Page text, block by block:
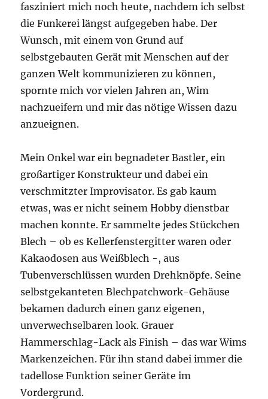
fasziniert mich noch heute, nachdem ich selbst
die Funkerei längst aufgegeben habe. Der
Wunsch, mit einem von Grund auf
selbstgebauten Gerät mit Menschen auf der
ganzen Welt kommunizieren zu können,
spornte mich vor vielen Jahren an, Wim
nachzueifern und mir das nötige Wissen dazu
anzueignen.
Mein Onkel war ein begnadeter Bastler, ein
großartiger Konstrukteur und dabei ein
verschmitzter Improvisator. Es gab kaum
etwas, was er nicht seinem Hobby dienstbar
machen konnte. Er sammelte jedes Stückchen
Blech – ob es Kellerfenstergitter waren oder
Kakaodosen aus Weißblech -, aus
Tubenverschlüssen wurden Drehknöpfe. Seine
selbstgekanteten Blechpatchwork-Gehäuse
bekamen dadurch einen ganz eigenen,
unverwechselbaren look. Grauer
Hammerschlag-Lack als Finish – das war Wims
Markenzeichen. Für ihn stand dabei immer die
tadellose Funktion seiner Geräte im
Vordergrund.